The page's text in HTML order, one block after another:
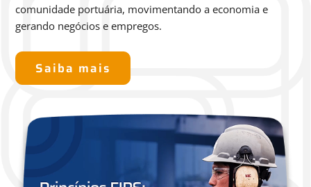
comunidade portuária, movimentando a economia e
gerando negócios e empregos.
Saiba mais